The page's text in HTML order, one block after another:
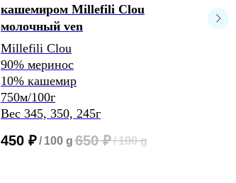
кашемиром Millefili Clou
молочный ven
Millefili Clou
90% меринос
10% кашемир
750м/100г
Вес 345, 350, 245г
450 ₽/ 100 g 650 ₽/100 g